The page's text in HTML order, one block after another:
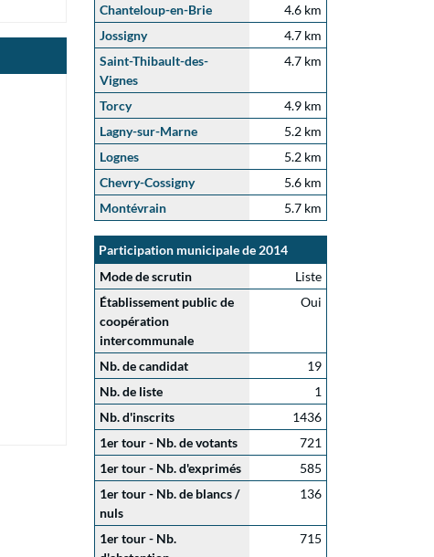
Chanteloup-en-Brie
4.6 km
Jossigny
4.7 km
Saint-Thibault-des-
Vignes
4.7 km
Torcy
4.9 km
Lagny-sur-Marne
5.2 km
Lognes
5.2 km
Chevry-Cossigny
5.6 km
Montévrain
5.7 km
Participation municipale de 2014
Mode de scrutin
Liste
Établissement public de
coopération
intercommunale
Oui
Nb. de candidat
19
Nb. de liste
1
Nb. d'inscrits
1436
1er tour - Nb. de votants
721
1er tour - Nb. d'exprimés
585
1er tour - Nb. de blancs /
nuls
136
1er tour - Nb.
715